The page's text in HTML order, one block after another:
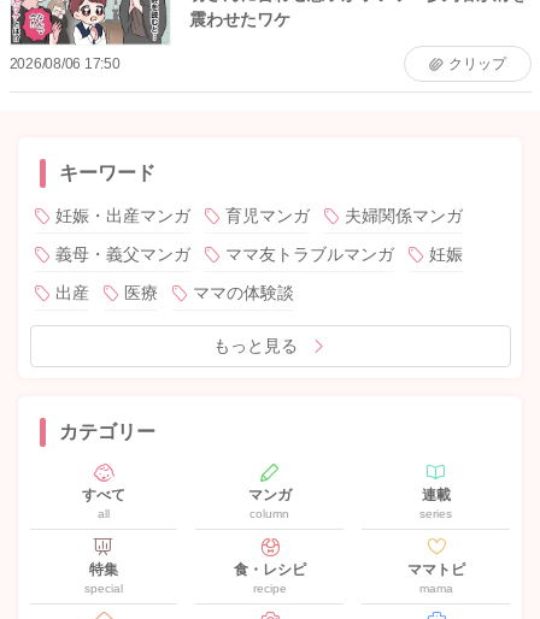
震わせたワケ
2026/08/06 17:50 クリップ
キーワード
妊娠・出産マンガ 育児マンガ
夫婦関係マンガ
義母・義父マンガ
ママ友トラブルマンガ
妊娠
出産
医療 ママの体験談
もっと見る
カテゴリー
すべて
all
マンガ
column
連載
series
特集
special
食・レシピ
recipe
ママトピ
mama